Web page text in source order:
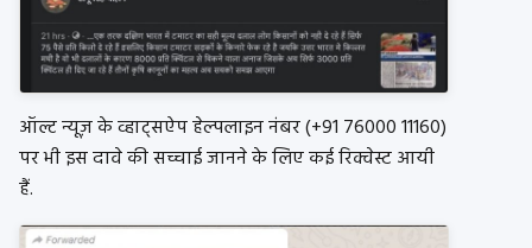
ऑल्ट न्यूज़ के व्हाट्सऐप हेल्पलाइन नंबर (+91 76000 11160)
पर भी इस दावे की सच्चाई जानने के लिए कई रिक्वेस्ट आयी
हैं.